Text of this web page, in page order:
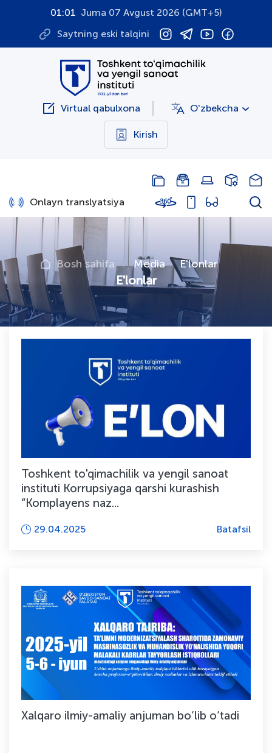
01:01 Juma 07 Avgust 2026 (GMT+5)
Saytning eski talqini
Virtual qabulxona O'zbekcha
Kirish
Onlayn translyatsiya
Bosh sahifa Media E'lonlar
E'lonlar
Toshkent to'qimachilik va yengil sanoat
instituti Korrupsiyaga qarshi kurashish
“Komplayens naz...
29.04.2025 Batafsil
Xalqaro ilmiy-amaliy anjuman bo‘lib o‘tadi